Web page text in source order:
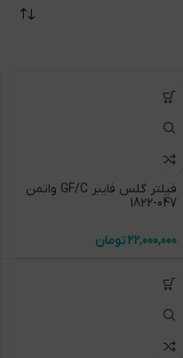
فیلتر گلس فایبر GF/C واتمن
047-1822
تومان